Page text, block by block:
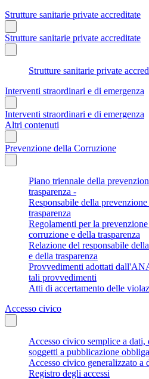
Strutture sanitarie private accreditate
Strutture sanitarie private accreditate
Strutture sanitarie private
Interventi straordinari e di emergenza
Interventi straordinari e di emergenza
Altri contenuti
Prevenzione della Corruzione
Piano triennale della
trasparenza -
Responsabile della
trasparenza
Regolamenti per la
corruzione e della trasparenza
Relazione del responsabile
e della trasparenza
Provvedimenti adottati
tali provvedimenti
Atti di accertamento delle
Accesso civico
Accesso civico semplice a
soggetti a pubblicazione
Accesso civico generalizzato a
Registro degli accessi